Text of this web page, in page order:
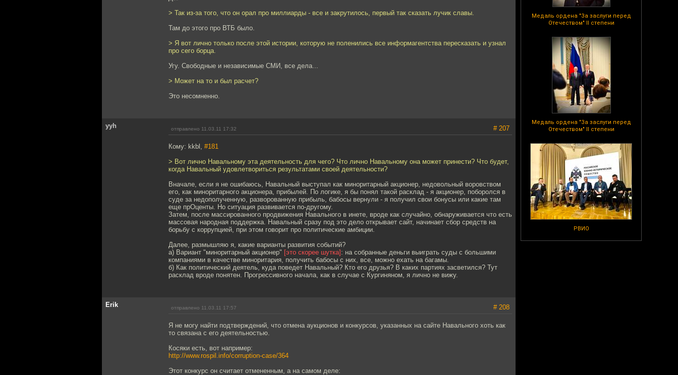
Медаль ордена "За заслуги перед
Отечеством" II степени
Медаль ордена "За заслуги перед
Отечеством" II степени
РВИО
> Так из-за того, что он орал про миллиарды - все и закрутилось, первый так сказать лучик славы.
Там до этого про ВТБ было.
> Я вот лично только после этой истории, которую не поленились все информагентства пересказать и узнал
про сего борца.
Угу. Свободные и независимые СМИ, все дела...
> Может на то и был расчет?
Это несомненно.
yyh отправлено 11.03.11 17:32 # 207
Кому: kkbl, #181
> Вот лично Навальному эта деятельность для чего? Что лично Навальному она может принести? Что будет,
когда Навальный удовлетвориться результатами своей деятельности?
Вначале, если я не ошибаюсь, Навальный выступал как миноритарный акционер, недовольный воровством
его, как миноритарного акционера, прибылей. По логике, я бы понял такой расклад - я акционер, поборолся в
суде за недополученную, разворованную прибыль, бабосы вернули - я получил свои бонусы или какие там
еще прОценты. Но ситуация развивается по-другому.
Затем, после массированного продвижения Навального в инете, вроде как случайно, обнаруживается что есть
массовая народная поддержка. Навальный сразу под это дело открывает сайт, начинает сбор средств на
борьбу с коррупцией, при этом говорит про политические амбиции.
Далее, размышляю я, какие варианты развития событий?
а) Вариант "миноритарный акционер" [это скорее шутка] : на собранные деньги выиграть суды с большими
компаниями в качестве миноритария, получить бабосы с них, все, можно ехать на багамы.
б) Как политический деятель, куда поведет Навальный? Кто его друзья? В каких партиях засветился? Тут
расклад вроде понятен. Прогрессивного начала, как в случае с Кургиняном, я лично не вижу.
Erik отправлено 11.03.11 17:57 # 208
Я не могу найти подтверждений, что отмена аукционов и конкурсов, указанных на сайте Навального хоть как
то связана с его деятельностью.
Косяки есть, вот например:
http://www.rospil.info/corruption-case/364
Этот конкурс он считает отмененным, а на самом деле: